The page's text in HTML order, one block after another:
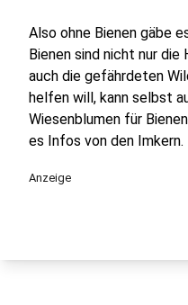
Also ohne Bienen gäbe
Bienen sind nicht nur die
auch die gefährdeten
helfen will, kann selbst
Wiesenblumen für
es Infos von den Imkern.
Anzeige